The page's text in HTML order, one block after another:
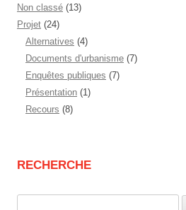
Non classé (13)
Projet (24)
Alternatives (4)
Documents d'urbanisme (7)
Enquêtes publiques (7)
Présentation (1)
Recours (8)
RECHERCHE